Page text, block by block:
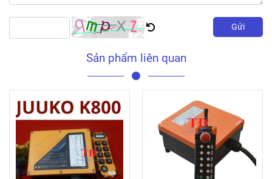
Gửi
Sản phẩm liên quan